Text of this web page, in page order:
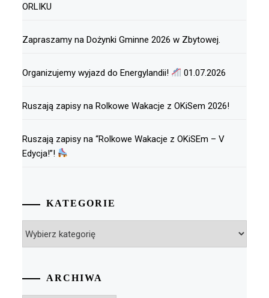
ORLIKU
Zapraszamy na Dożynki Gminne 2026 w Zbytowej.
Organizujemy wyjazd do Energylandii! 01.07.2026
Ruszają zapisy na Rolkowe Wakacje z OKiSem 2026!
Ruszają zapisy na “Rolkowe Wakacje z OKiSEm – V
Edycja!”!
KATEGORIE
ARCHIWA